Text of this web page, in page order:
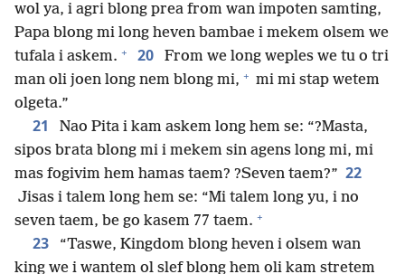
wol ya, i agri blong prea from wan impoten samting,
Papa blong mi long heven bambae i mekem olsem we
tufala i askem. + 20
From we long weples we tu o tri
man oli joen long nem blong mi, + mi mi stap wetem
olgeta.”
21
Nao Pita i kam askem long hem se: “?Masta,
sipos brata blong mi i mekem sin agens long mi, mi
mas fogivim hem hamas taem? ?Seven taem?” 22
Jisas i talem long hem se: “Mi talem long yu, i no
seven taem, be go kasem 77 taem. +
23
“Taswe, Kingdom blong heven i olsem wan
king we i wantem ol slef blong hem oli kam stretem